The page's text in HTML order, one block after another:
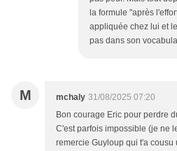
la formule "après
appliquée chez lui et
pas dans son
M mchaly 31/08/2025 07:20
Bon courage Eric pour perdre
C'est parfois impossible (je ne
remercie Guyloup qui t'a